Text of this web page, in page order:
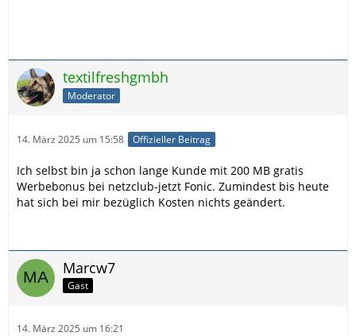
textilfreshgmbh
Moderator
14. März 2025 um 15:58 Offizieller Beitrag
Ich selbst bin ja schon lange Kunde mit 200 MB gratis
Werbebonus bei netzclub-jetzt Fonic. Zumindest bis heute
hat sich bei mir bezüglich Kosten nichts geändert.
Marcw7
Gast
14. März 2025 um 16:21